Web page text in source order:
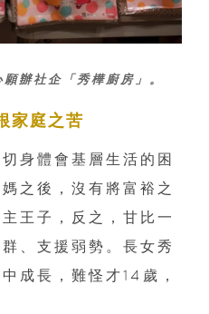
辦社企「秀樺廚房」。
家庭之苦
身體會基層生活的困
之後，沒有將富裕之
王子，反之，甘比一
、支援弱勢。長女秀
成長，難怪才14歲，